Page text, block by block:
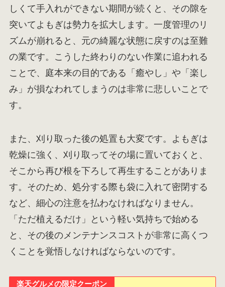
しくて手入れができない期間が続くと、その隙を
突いてよもぎは勢力を拡大します。一度管理のリ
ズムが崩れると、元の綺麗な状態に戻すのは至難
の業です。こうした終わりのない作業に追われる
ことで、庭本来の目的である「癒やし」や「楽し
み」が損なわれてしまうのは非常に悲しいことで
す。
また、刈り取った後の処置も大変です。よもぎは
乾燥に強く、刈り取ってその場に置いておくと、
そこから再び根を下ろして再生することがありま
す。そのため、処分する際も袋に入れて密閉する
など、細心の注意を払わなければなりません。
「ただ植えるだけ」という軽い気持ちで始める
と、その後のメンテナンスコストが非常に高くつ
くことを覚悟しなければならないのです。
楽天グルメの限定クーポン